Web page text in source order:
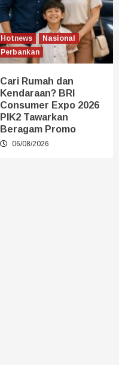
Hotnews
Nasional
Perbankan
Cari Rumah dan
Kendaraan? BRI
Consumer Expo 2026
PIK2 Tawarkan
Beragam Promo
06/08/2026